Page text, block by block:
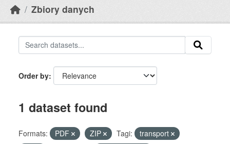
Zbiory danych
Order by
1 dataset found
Formats: PDF ZIP Tagi:
transport